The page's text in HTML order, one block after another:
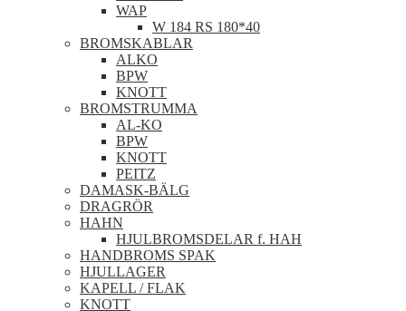
WAP
W 184 RS 180*40
BROMSKABLAR
ALKO
BPW
KNOTT
BROMSTRUMMA
AL-KO
BPW
KNOTT
PEITZ
DAMASK-BÄLG
DRAGRÖR
HAHN
HJULBROMSDELAR f. HAH
HANDBROMS SPAK
HJULLAGER
KAPELL / FLAK
KNOTT